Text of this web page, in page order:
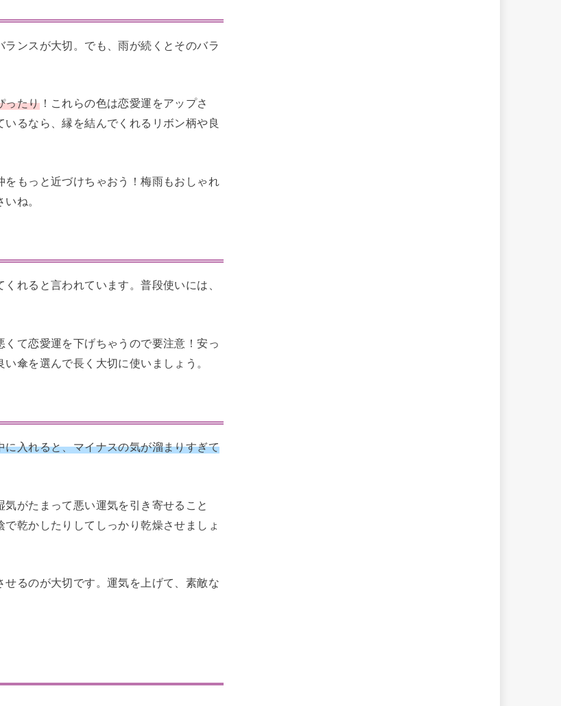
ンスが大切。でも、雨が続くとそのバラ
ったり！これらの色は恋愛運をアップさ
るなら、縁を結んでくれるリボン柄や良
もっと近づけちゃおう！梅雨もおしゃれ
ね。
れると言われています。普段使いには、
て恋愛運を下げちゃうので要注意！安っ
傘を選んで長く大切に使いましょう。
に入れると、マイナスの気が溜まりすぎて
がたまって悪い運気を引き寄せること
乾かしたりしてしっかり乾燥させましょ
るのが大切です。運気を上げて、素敵な